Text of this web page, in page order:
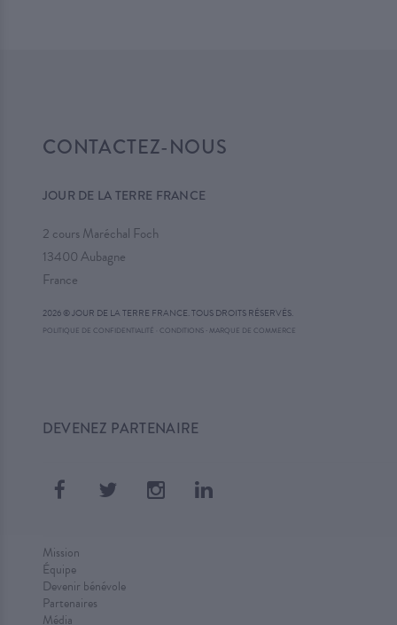
CONTACTEZ-NOUS
JOUR DE LA TERRE FRANCE
2 cours Maréchal Foch
13400 Aubagne
France
2026 © JOUR DE LA TERRE FRANCE. TOUS DROITS RÉSERVÉS.
POLITIQUE DE CONFIDENTIALITÉ CONDITIONS·MARQUE DE COMMERCE
DEVENEZ PARTENAIRE
Mission
Équipe
Devenir bénévole
Partenaires
Média